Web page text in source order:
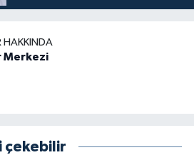
HAKKINDA
Merkezi
çekebilir